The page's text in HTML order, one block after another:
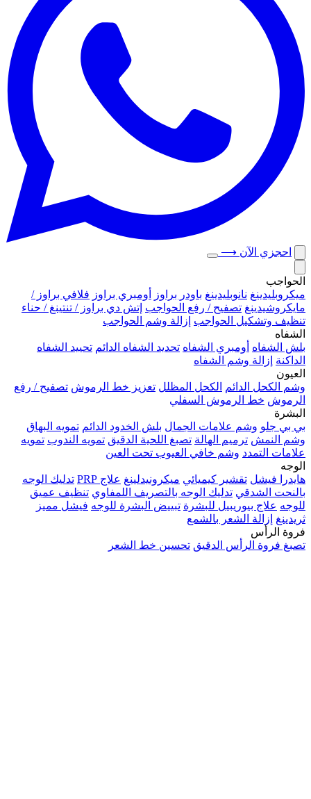
احجزي الآن ⟶
الحواجب
ميكروبلیدينغ نانوبليدينغ باودر براوز أومبري براوز فلافي براوز /
مايكروشيدينغ تصفيح / رفع الحواجب إتش دي براوز / تنتينغ / حناء
تنظيف وتشكيل الحواجب إزالة وشم الحواجب
الشفاه
بلش الشفاه أومبري الشفاه تحديد الشفاه الدائم تحييد الشفاه
الداكنة إزالة وشم الشفاه
العيون
وشم الكحل الدائم
الكحل المظلل تعزيز خط الرموش تصفيح / رفع
الرموش خط الرموش السفلي
البشرة
بي بي جلو وشم علامات الجمال بلش الخدود الدائم تمويه البهاق
وشم النمش ترميم الهالة تصبغ اللحية الدقيق تمويه الندوب تمويه
علامات التمدد وشم خافي العيوب تحت العين
الوجه
هايدرا فيشل تقشير كيميائي ميكرونيدلينغ علاج PRP
تدليك الوجه
بالنحت الشدقي تدليك الوجه بالتصريف اللمفاوي تنظيف عميق
للوجه علاج بيوريبيل للبشرة تبييض البشرة للوجه فيشل مميز
ثريدينغ إزالة الشعر بالشمع
فروة الرأس
تصبغ فروة الرأس الدقيق تحسين خط الشعر